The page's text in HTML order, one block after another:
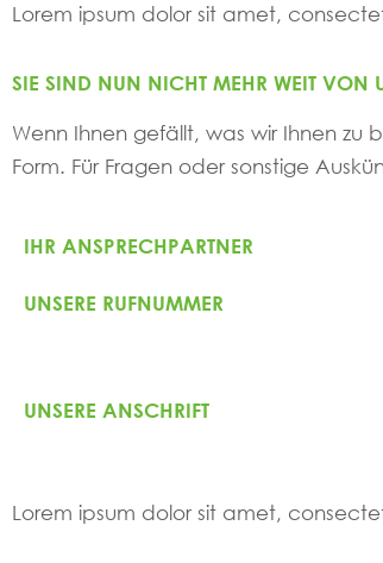
Lorem ipsum dolor sit amet,
SIE SIND NUN NICHT MEHR WEIT VON
Wenn Ihnen gefällt, was wir Ihnen zu
Form. Für Fragen oder sonstige
IHR ANSPRECHPARTNER
UNSERE RUFNUMMER
UNSERE ANSCHRIFT
Lorem ipsum dolor sit amet,